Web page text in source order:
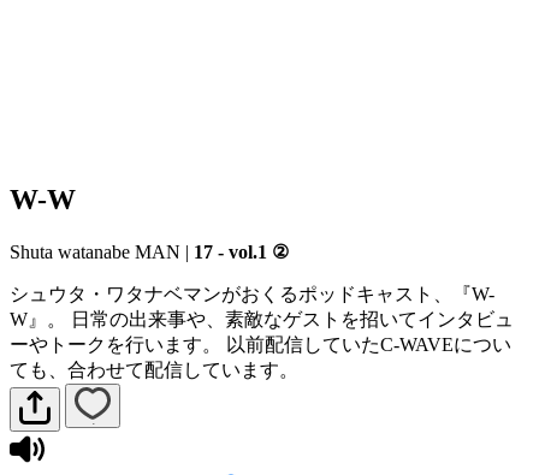
W-W
Shuta watanabe MAN | 17 - vol.1 ②
シュウタ・ワタナベマンがおくるポッドキャスト、『W-
W』。 日常の出来事や、素敵なゲストを招いてインタビュ
ーやトークを行います。 以前配信していたC-WAVEについ
ても、合わせて配信しています。